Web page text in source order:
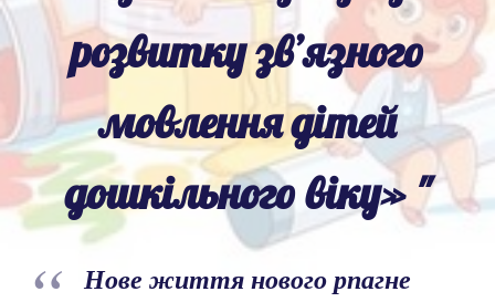
розвитку зв’язного
мовлення дітей
дошкільного віку»"
Нове життя нового рпагне